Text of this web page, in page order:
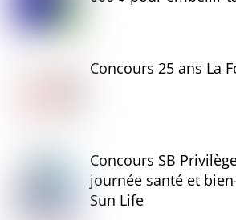
Concours 25 ans La
Concours SB
journée santé et
Sun Life